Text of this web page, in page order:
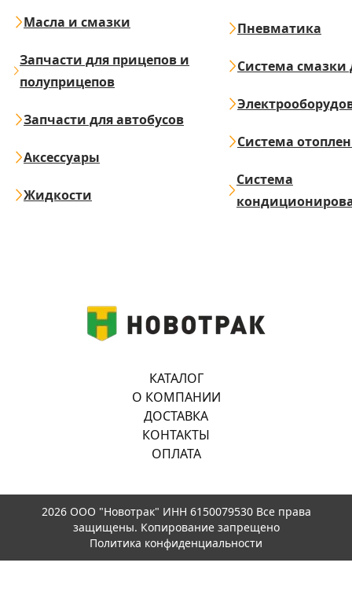
Масла и смазки
Запчасти для прицепов и
полуприцепов
Запчасти для автобусов
Аксессуары
Жидкости
Пневматика
Система смазки
Система
Система
КАТАЛОГ
О КОМПАНИИ
ДОСТАВКА
КОНТАКТЫ
ОПЛАТА
2026 ООО "Новотрак" ИНН 6150079530 Все права
защищены. Копирование запрещено
Политика конфиденциальности